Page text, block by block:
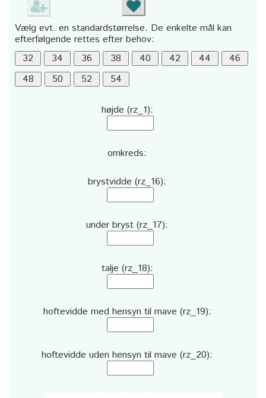
Vælg evt. en standardstørrelse. De enkelte mål kan
efterfølgende rettes efter behov:
højde (rz_1):
omkreds:
brystvidde (rz_16):
under bryst (rz_17):
talje (rz_18):
hoftevidde med hensyn til mave (rz_19):
hoftevidde uden hensyn til mave (rz_20):